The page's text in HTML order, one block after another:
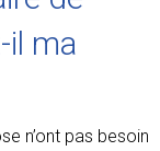
il ma
n’ont pas besoin